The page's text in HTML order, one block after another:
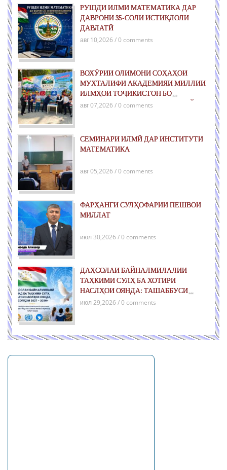
РУШДИ ИЛМИ МАТЕМАТИКА ДАР
ДАВРОНИ 35-СОЛИ ИСТИҚЛОЛИ
ДАВЛАТӢ
авг 10,2026 / 0 comments
ВОХӮРИИ ОЛИМОНИ СОҲАҲОИ
МУХТАЛИФИ АКАДЕМИЯИ МИЛЛИИ
ИЛМҲОИ ТОҶИКИСТОН БО
ХОНАНДАГОН ДАР ЛАГЕРИ «ФАЙЗИ
авг 07,2026 / 0 comments
СЕМИНАРИ ИЛМӢ ДАР ИНСТИТУТИ
МАТЕМАТИКА
авг 05,2026 / 0 comments
ФАРҲАНГИ СУЛҲОФАРИИ ПЕШВОИ
МИЛЛАТ
июл 30,2026 / 0 comments
ДАҲСОЛАИ БАЙНАЛМИЛАЛИИ
ТАҲКИМИ СУЛҲ БА ХОТИРИ
НАСЛҲОИ ОЯНДА: ТАШАББУСИ
ҶАҲОНИИ ҶУМҲУРИИ ТОҶИКИСТОН
июл 29,2026 / 0 comments